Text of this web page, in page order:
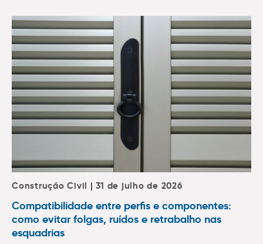
Construção Civil | 31 de julho de 2026
Compatibilidade entre perfis e componentes:
como evitar folgas, ruídos e retrabalho nas
esquadrias